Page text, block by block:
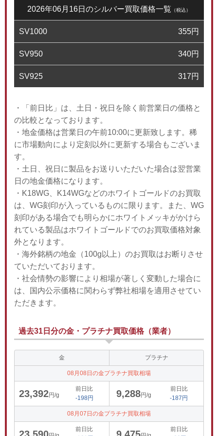
2026年06月16日のシルバー買取価格一覧 （税込）
SV1000 355円
SV950 340円
SV925 317円
・「前日比」は、土日・祝日を除く前営業日の価格と
の比較となっております。
・地金価格は営業日の午前10:00に更新致します。稀
に市場動向により定刻以外に更新する場合もございま
す。
・土日、祝日に製品をお送りいただいた場合は翌営業
日の地金価格になります。
・K18WG、K14WGなどのホワイトゴールドのお買取
は、WG刻印が入っているものに限ります。また、WG
刻印がある場合でも明らかにホワイトメッキがかけら
れている製品はホワイトゴールドでのお買取価格対象
外となります。
・海外銘柄の地金（100g以上）のお買取はお断りさせ
ていただいております。
・社会情勢の影響により相場が著しく変動した場合に
は、国内公示価格に関わらず弊社相場を適用させてい
ただきます。
過去31日分の金・プラチナ買取価格（業者）
金 プラチナ
08月08日の金プラチナ買取相場
23,392円/g
前日比
-198円
9,288円/g
前日比
-187円
08月07日の金プラチナ買取相場
前日比
前日比